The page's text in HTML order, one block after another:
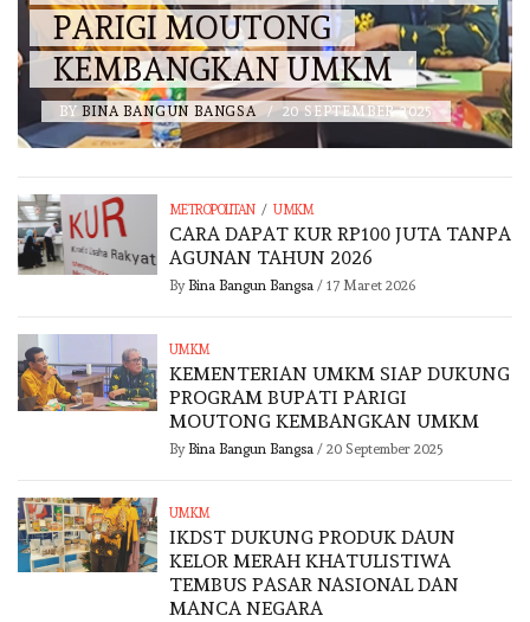
PARIGI MOUTONG
KEMBANGKAN UMKM
BY BINA BANGUN BANGSA / 20 SEPTEMBER 2025
METROPOLITAN / UMKM
CARA DAPAT KUR RP100 JUTA TANPA
AGUNAN TAHUN 2026
By Bina Bangun Bangsa/ 17 Maret 2026
UMKM
KEMENTERIAN UMKM SIAP DUKUNG
PROGRAM BUPATI PARIGI
MOUTONG KEMBANGKAN UMKM
By Bina Bangun Bangsa/ 20 September 2025
UMKM
IKDST DUKUNG PRODUK DAUN
KELOR MERAH KHATULISTIWA
TEMBUS PASAR NASIONAL DAN
MANCA NEGARA